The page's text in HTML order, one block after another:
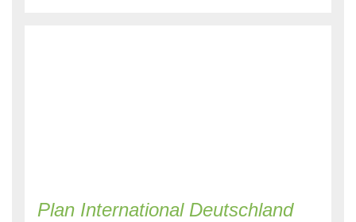
Plan International Deutschland